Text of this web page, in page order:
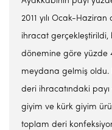
2011 yılı Ocak-
ihracat gerçekleştirildi,
dönemine göre yüzde
meydana gelmiş
deri ihracatındaki
giyim ve kürk giyim
toplam deri